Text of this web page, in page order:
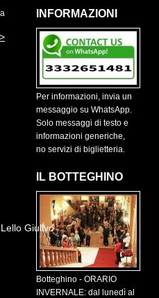
Giulivo
INFORMAZIONI
Per informazioni, invia un
messaggio su WhatsApp.
Solo messaggi di testo e
informazioni generiche,
no servizi di biglietteria.
IL BOTTEGHINO
Botteghino - ORARIO
INVERNALE: dal lunedì al